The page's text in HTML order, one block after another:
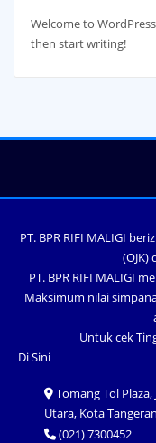
Welcome to
then start writing!
PT. BPR RIFI MALIGI
(OJK)
PT. BPR RIFI MALIGI
Maksimum nilai
Untuk cek
Di Sini
Tomang Tol
Utara, Kota
(021) 7300452